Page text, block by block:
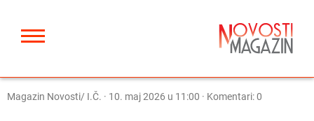
Magazin Novosti/ I.Č. · 10. maj 2026 u 11:00 · Komentari: 0